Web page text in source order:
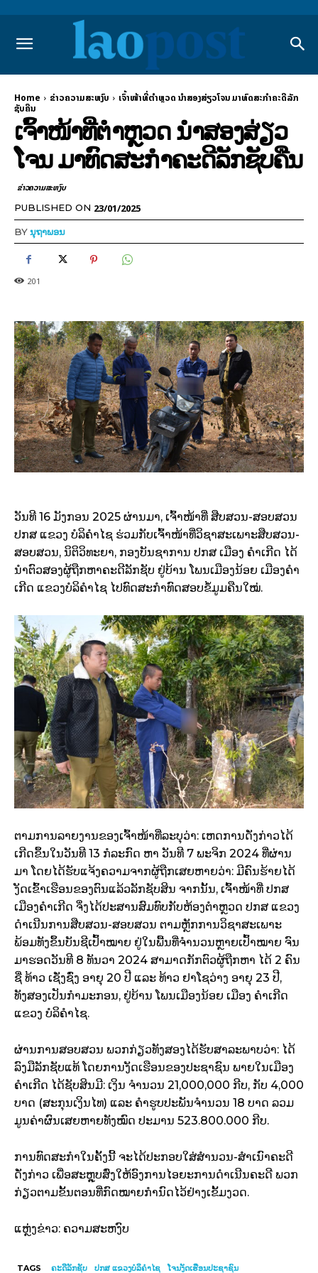
Home ຂ່າວຄວາມສະຫງົບ
ເຈົ້າໜ້າທີ່ຕຳຫຼວດ ນຳສອງສ່ຽວໂຈນ ມາທົດສະກຳຄະດີລັກ
ຊັບຄືນ
ເຈົ້າໜ້າທີ່ຕຳຫຼວດ ນຳສອງສ່ຽວ
ໂຈນ ມາທົດສະກຳຄະດີລັກຊັບຄືນ
ຂ່າວຄວາມສະຫງົບ
PUBLISHED ON 23/01/2025
BYນຸຖາພອນ
201
ວັນທີ 16 ມັງກອນ 2025 ຜ່ານມາ, ເຈົ້າໜ້າທີ່ ສືບສວນ-ສອບສວນ
ປກສ ແຂວງ ບໍລິຄຳໄຊ ຮ່ວມກັບເຈົ້າໜ້າທີ່ວິຊາສະເພາະສືບສວນ-
ສອບສວນ, ນິຕິວິທະຍາ, ກອງບັນຊາການ ປກສ ເມືອງ ຄຳເກີດ ໄດ້
ນໍາຕົວສອງຜູ້ຖືກຫາຄະດີລັກຊັບ ຢູ່ບ້ານ ໂພນເມືອງນ້ອຍ ເມືອງຄໍາ
ເກີດ ແຂວງບໍລິຄໍາໄຊ ໄປທົດສະກໍາທົດສອບຂໍ້ມູມຄືນໃໝ່.
ຕາມການລາຍງານຂອງເຈົ້າໜ້າທີ່ລະບຸວ່າ: ເຫດການດັ່ງກ່າວໄດ້
ເກີດຂຶ້ນໃນວັນທີ 13 ກໍລະກົດ ຫາ ວັນທີ 7 ພະຈິກ 2024 ທີ່ຜ່ານ
ມາ ໂດຍໄດ້ຮັບແຈ້ງຄວາມຈາກຜູ້ຖືກເສຍຫາຍວ່າ: ມີຄົນຮ້າຍໄດ້
ງັດເຂົ້າເຮືອນຂອງຕົນແລ້ວລັກຊັບສິນ ຈາກນັ້ນ, ເຈົ້າໜ້າທີ່ ປກສ
ເມືອງຄຳເກີດ ຈຶ່ງໄດ້ປະສານສົມທົບກັບຫ້ອງຕໍາຫຼວດ ປກສ ແຂວງ
ດໍາເນີນການສືບສວນ-ສອບສວນ ຕາມຫຼັກການວິຊາສະເພາະ
ພ້ອມທັງຂຶ້ນບັນຊີເປົ້າໝາຍ ຢູ່ໃນພື້ນທີ່ຈໍານວນຫຼາຍເປົ້າໝາຍ ຈົນ
ມາຮອດວັນທີ 8 ທັນວາ 2024 ສາມາດກັກຕົວຜູ້ຖືກຫາ ໄດ້ 2 ຄົນ
ຊື່ ທ້າວ ເຊັ່ງຊົ່ງ ອາຍຸ 20 ປີ ແລະ ທ້າວ ຢາໂຊວ່າງ ອາຍຸ 23 ປີ,
ທັງສອງເປັນກໍາມະກອນ, ຢູ່ບ້ານ ໂພນເມືອງນ້ອຍ ເມືອງ ຄໍາເກີດ
ແຂວງ ບໍລິຄໍາໄຊ.
ຜ່ານການສອບສວນ ພວກກ່ຽວທັງສອງໄດ້ຮັບສາລະພາບວ່າ: ໄດ້
ລົງມືລັກຊັບແທ້ ໂດຍການງັດເຮືອນຂອງປະຊາຊົນ ພາຍໃນເມືອງ
ຄຳເກີດ ໄດ້ຊັບສິນມີ: ເງິນ ຈຳນວນ 21,000,000 ກີບ, ກັບ 4,000
ບາດ (ສະກຸນເງິນໄທ) ແລະ ຄໍາຮູບປະພັນຈໍານວນ 18 ບາດ ລວມ
ມູນຄ່າຜົນເສຍຫາຍທັງໝົດ ປະມານ 523.800.000 ກີບ.
ການທົດສະກຳໃນຄັ້ງນີ້ ຈະໄດ້ປະກອບໃສ່ສຳນວນ-ສຳເນົາຄະດີ
ດັ່ງກ່າວ ເພື່ອສະຫຼຸບສົ່ງໃຫ້ອົງການໄອຍະການດຳເນີນຄະດີ ພວກ
ກ່ຽວຕາມຂັ້ນຕອນທີ່ກົດໝາຍກຳນົດໄວ້ຢ່າງເຂັ້ມງວດ.
ແຫຼ່ງຂ່າວ: ຄວາມສະຫງົບ
TAGS ຄະດີລັກຊັບ ປກສ ແຂວງບໍລິຄຳໄຊ ໂຈນງັດເຮືອນປະຊາຊົນ